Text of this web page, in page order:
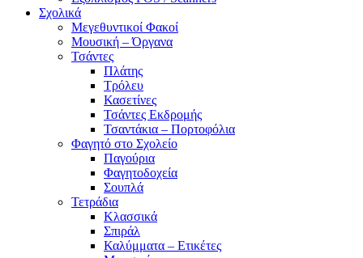
Σχολικά
Μεγεθυντικοί Φακοί
Μουσική – Όργανα
Τσάντες
Πλάτης
Τρόλευ
Κασετίνες
Τσάντες Εκδρομής
Τσαντάκια – Πορτοφόλια
Φαγητό στο Σχολείο
Παγούρια
Φαγητοδοχεία
Σουπλά
Τετράδια
Κλασσικά
Σπιράλ
Καλύμματα – Ετικέτες